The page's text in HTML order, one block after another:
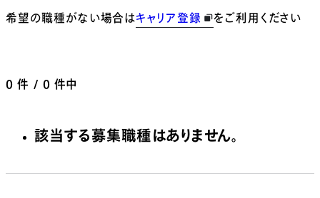
希望の職種がない場合はキャリア登録 をご利用ください
0 件 / 0 件中
該当する募集職種はありません。